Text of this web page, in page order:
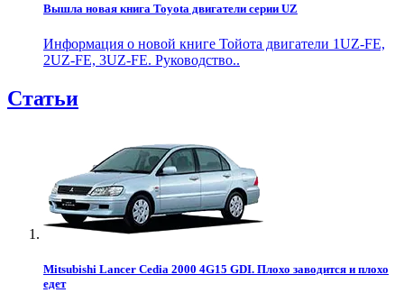
Вышла новая книга Toyota двигатели серии UZ
Информация о новой книге Тойота двигатели 1UZ-FE,
2UZ-FE, 3UZ-FE. Руководство..
Статьи
Mitsubishi Lancer Cedia 2000 4G15 GDI. Плохо заводится и плохо
едет